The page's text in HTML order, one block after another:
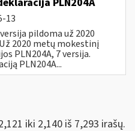
13
pildoma už 2020
2020 metų mokestinį
PLN204A, 7 versija.
PLN204A...
iki 2,140 iš 7,293 irašų.